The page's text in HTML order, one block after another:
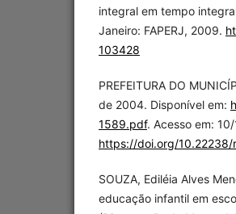
integral em tempo
Janeiro: FAPERJ, 2009.
103428
PREFEITURA DO
de 2004. Disponível em:
1589.pdf. Acesso em:
https://doi.org/
SOUZA, Ediléia Alves
educação infantil em